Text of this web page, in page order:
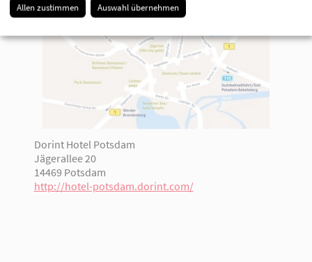
Dorint Hotel Potsdam
Jägerallee 20
14469 Potsdam
http://hotel-potsdam.dorint.com/
Allen zustimmen Auswahl übernehmen